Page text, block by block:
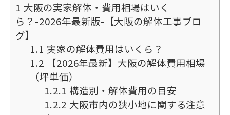
1 大阪の実家解体・費用相場はいく
ら？-2026年最新版-【大阪の解体工事ブロ
グ】
1.1 実家の解体費用はいくら？
1.2 【2026年最新】大阪の解体費用相場
（坪単価）
1.2.1 構造別・解体費用の目安
1.2.2 大阪市内の狭小地に関する注意